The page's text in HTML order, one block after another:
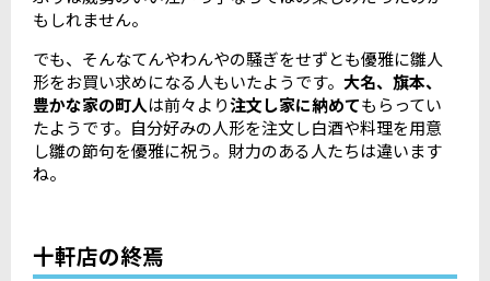
もしれません。
でも、そんなてんやわんやの騒ぎをせずとも優雅に雛人
形をお買い求めになる人もいたようです。 大名、旗本、
豊かな家の町人は前々より注文し家に納めてもらってい
たようです。自分好みの人形を注文し白酒や料理を用意
し雛の節句を優雅に祝う。財力のある人たちは違います
ね。
十軒店の終焉